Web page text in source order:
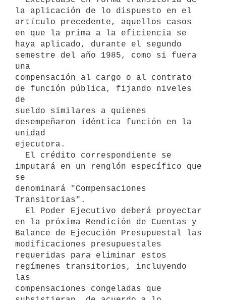
la aplicación de lo dispuesto en el
artículo precedente, aquellos casos
en que la prima a la eficiencia se
haya aplicado, durante el segundo
semestre del año 1985, como si fuera
una
compensación al cargo o al contrato
de función pública, fijando niveles
de
sueldo similares a quienes
desempeñaron idéntica función en la
unidad
ejecutora.
imputará en un renglón específico que
se
denominará "Compensaciones
Transitorias".
en la próxima Rendición de Cuentas y
Balance de Ejecución Presupuestal las
modificaciones presupuestales
requeridas para eliminar estos
regímenes transitorios, incluyendo
las
compensaciones congeladas que